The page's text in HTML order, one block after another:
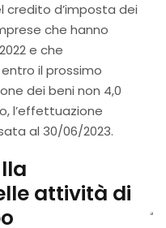
credito d’imposta dei
che hanno
e che
il prossimo
dei beni non 4,0
l’effettuazione
al 30/06/2023.
attività di